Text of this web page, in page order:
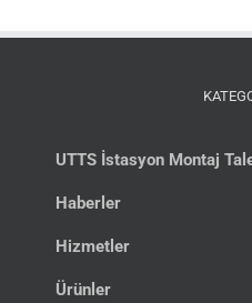
UTTS İstasyon Montaj
Haberler
Hizmetler
Ürünler